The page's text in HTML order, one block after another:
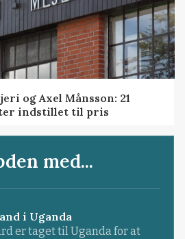
og Axel Månsson: 21
indstillet til pris
med...
i Uganda
er taget til Uganda for at